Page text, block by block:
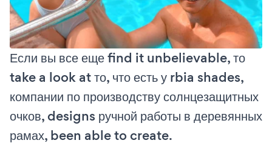
Если вы все еще find it unbelievable, то
take a look at то, что есть у rbia shades,
компании по производству солнцезащитных
очков, designs ручной работы в деревянных
рамах, been able to create.